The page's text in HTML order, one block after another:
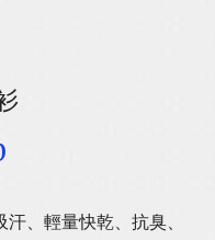
、輕量快乾、抗臭、